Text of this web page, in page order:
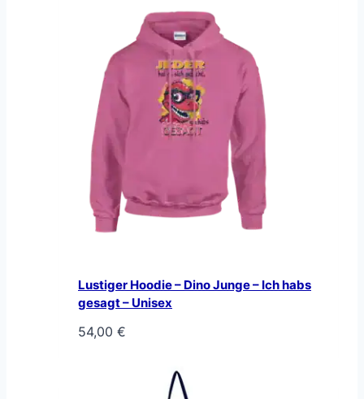
Lustiger Hoodie – Dino Junge – Ich habs
gesagt – Unisex
54,00 €